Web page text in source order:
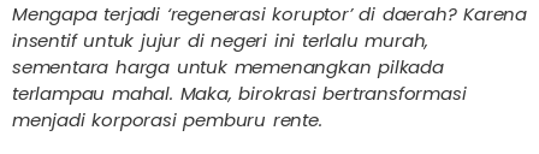
Mengapa terjadi ‘regenerasi koruptor’ di daerah? Karena
insentif untuk jujur di negeri ini terlalu murah,
sementara harga untuk memenangkan pilkada
terlampau mahal. Maka, birokrasi bertransformasi
menjadi korporasi pemburu rente.